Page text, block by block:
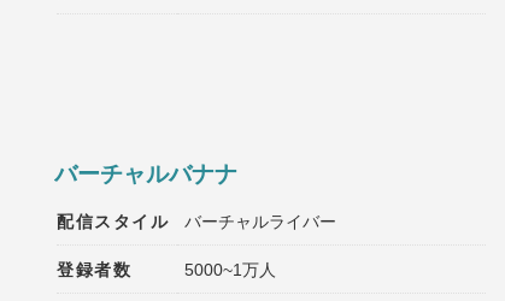
バーチャルバナナ
配信スタイル バーチャルライバー
登録者数 5000~1万人